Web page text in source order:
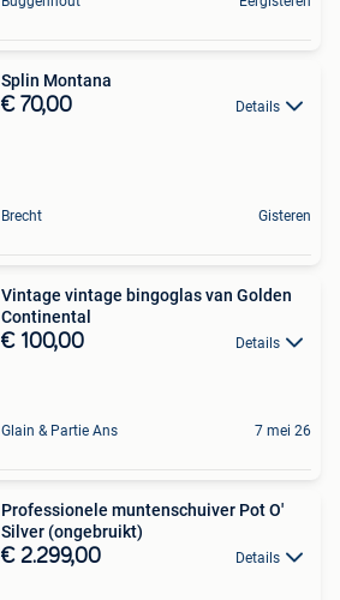
Splin Montana
€ 70,00 Details
Brecht Gisteren
Vintage vintage bingoglas van Golden
Continental
€ 100,00 Details
Glain & Partie Ans 7 mei 26
Professionele muntenschuiver Pot O'
Silver (ongebruikt)
€ 2.299,00 Details